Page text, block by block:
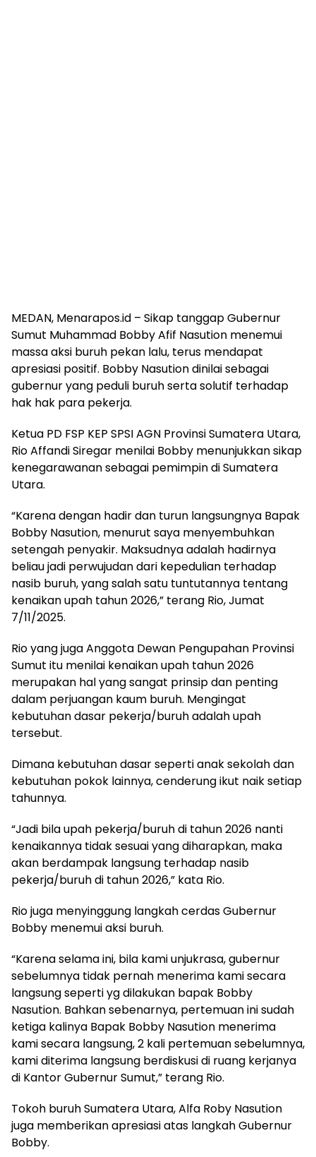
MEDAN, Menarapos.id – Sikap tanggap Gubernur
Sumut Muhammad Bobby Afif Nasution menemui
massa aksi buruh pekan lalu, terus mendapat
apresiasi positif. Bobby Nasution dinilai sebagai
gubernur yang peduli buruh serta solutif terhadap
hak hak para pekerja.
Ketua PD FSP KEP SPSI AGN Provinsi Sumatera Utara,
Rio Affandi Siregar menilai Bobby menunjukkan sikap
kenegarawanan sebagai pemimpin di Sumatera
Utara.
“Karena dengan hadir dan turun langsungnya Bapak
Bobby Nasution, menurut saya menyembuhkan
setengah penyakir. Maksudnya adalah hadirnya
beliau jadi perwujudan dari kepedulian terhadap
nasib buruh, yang salah satu tuntutannya tentang
kenaikan upah tahun 2026,” terang Rio, Jumat
7/11/2025.
Rio yang juga Anggota Dewan Pengupahan Provinsi
Sumut itu menilai kenaikan upah tahun 2026
merupakan hal yang sangat prinsip dan penting
dalam perjuangan kaum buruh. Mengingat
kebutuhan dasar pekerja/buruh adalah upah
tersebut.
Dimana kebutuhan dasar seperti anak sekolah dan
kebutuhan pokok lainnya, cenderung ikut naik setiap
tahunnya.
“Jadi bila upah pekerja/buruh di tahun 2026 nanti
kenaikannya tidak sesuai yang diharapkan, maka
akan berdampak langsung terhadap nasib
pekerja/buruh di tahun 2026,” kata Rio.
Rio juga menyinggung langkah cerdas Gubernur
Bobby menemui aksi buruh.
“Karena selama ini, bila kami unjukrasa, gubernur
sebelumnya tidak pernah menerima kami secara
langsung seperti yg dilakukan bapak Bobby
Nasution. Bahkan sebenarnya, pertemuan ini sudah
ketiga kalinya Bapak Bobby Nasution menerima
kami secara langsung, 2 kali pertemuan sebelumnya,
kami diterima langsung berdiskusi di ruang kerjanya
di Kantor Gubernur Sumut,” terang Rio.
Tokoh buruh Sumatera Utara, Alfa Roby Nasution
juga memberikan apresiasi atas langkah Gubernur
Bobby.